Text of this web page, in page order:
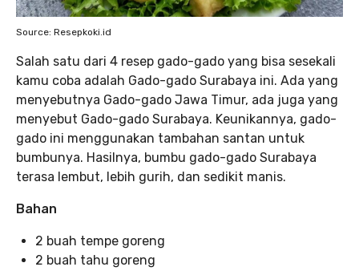
Source: Resepkoki.id
Salah satu dari 4 resep gado-gado yang bisa sesekali
kamu coba adalah Gado-gado Surabaya ini. Ada yang
menyebutnya Gado-gado Jawa Timur, ada juga yang
menyebut Gado-gado Surabaya. Keunikannya, gado-
gado ini menggunakan tambahan santan untuk
bumbunya. Hasilnya, bumbu gado-gado Surabaya
terasa lembut, lebih gurih, dan sedikit manis.
Bahan
2 buah tempe goreng
2 buah tahu goreng